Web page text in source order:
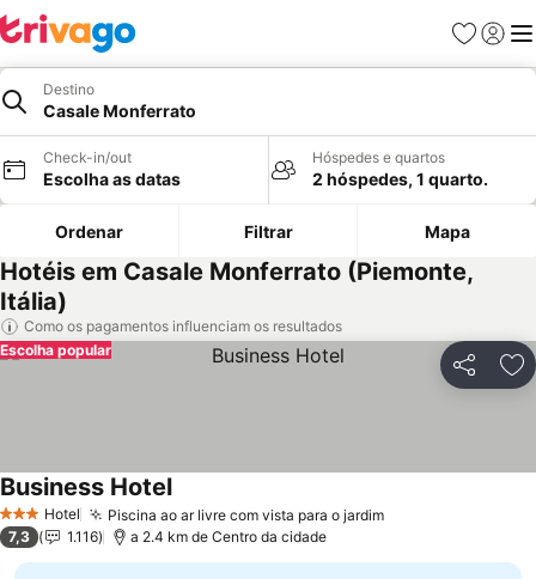
Favoritos
Iniciar
Destino
Casale Monferrato
Check-in/out
Escolha as datas
Hóspedes e quartos
2 hóspedes, 1 quarto.
Ordenar Filtrar Mapa
Hotéis em Casale Monferrato (Piemonte,
Itália)
Como os pagamentos influenciam os resultados
Partilhar
Escolha popular
3 EstrelasHotel Piscina ao ar livre com vista para o jardim
Business Hotel
7,3 1.116 a 2.4 km de Centro da cidade